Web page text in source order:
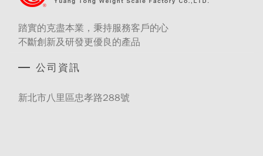
踏實的克盡本業，秉持服務客戶的心
不斷創新及研發更優良的產品
公司資訊
新北市八里區忠孝路288號